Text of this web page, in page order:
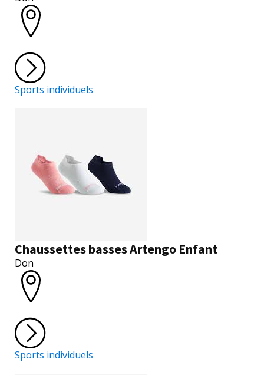
Sports individuels
Chaussettes basses Artengo Enfant
Don
Sports individuels